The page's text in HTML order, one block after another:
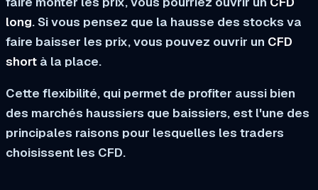
long. Si vous pensez que la hausse des stocks va
faire baisser les prix, vous pouvez ouvrir un CFD
short à la place.
Cette flexibilité, qui permet de profiter aussi bien
des marchés haussiers que baissiers, est l'une des
principales raisons pour lesquelles les traders
choisissent les CFD.